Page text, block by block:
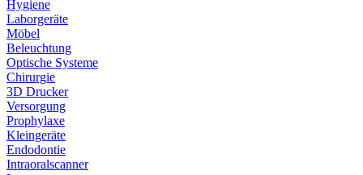
Hygiene
Laborgeräte
Möbel
Beleuchtung
Optische Systeme
Chirurgie
3D Drucker
Versorgung
Prophylaxe
Kleingeräte
Endodontie
Intraoralscanner